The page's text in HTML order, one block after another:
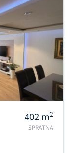
402 m2
SPRATNA